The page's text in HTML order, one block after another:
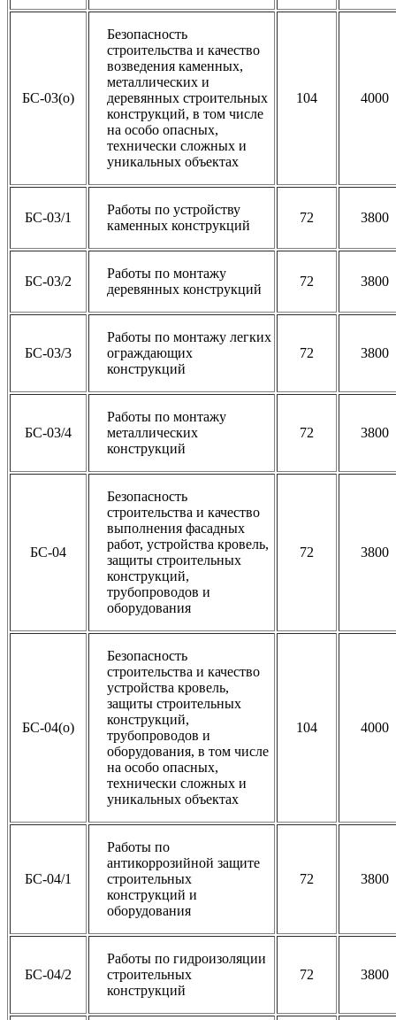
БС-03(о)
Безопасность
строительства и качество
возведения каменных,
металлических и
деревянных строительных
конструкций, в том числе
на особо опасных,
технически сложных и
уникальных объектах
104 4000
БС-03/1
Работы по устройству
каменных конструкций
72 3800
БС-03/2
Работы по монтажу
деревянных конструкций
72 3800
БС-03/3
Работы по монтажу легких
ограждающих
конструкций
72 3800
БС-03/4
Работы по монтажу
металлических
конструкций
72 3800
БС-04
Безопасность
строительства и качество
выполнения фасадных
работ, устройства кровель,
защиты строительных
конструкций,
трубопроводов и
оборудования
72 3800
БС-04(о)
Безопасность
строительства и качество
устройства кровель,
защиты строительных
конструкций,
трубопроводов и
оборудования, в том числе
на особо опасных,
технически сложных и
уникальных объектах
104 4000
БС-04/1
Работы по
антикоррозийной защите
строительных
конструкций и
оборудования
72 3800
БС-04/2
Работы по гидроизоляции
строительных
конструкций
72 3800